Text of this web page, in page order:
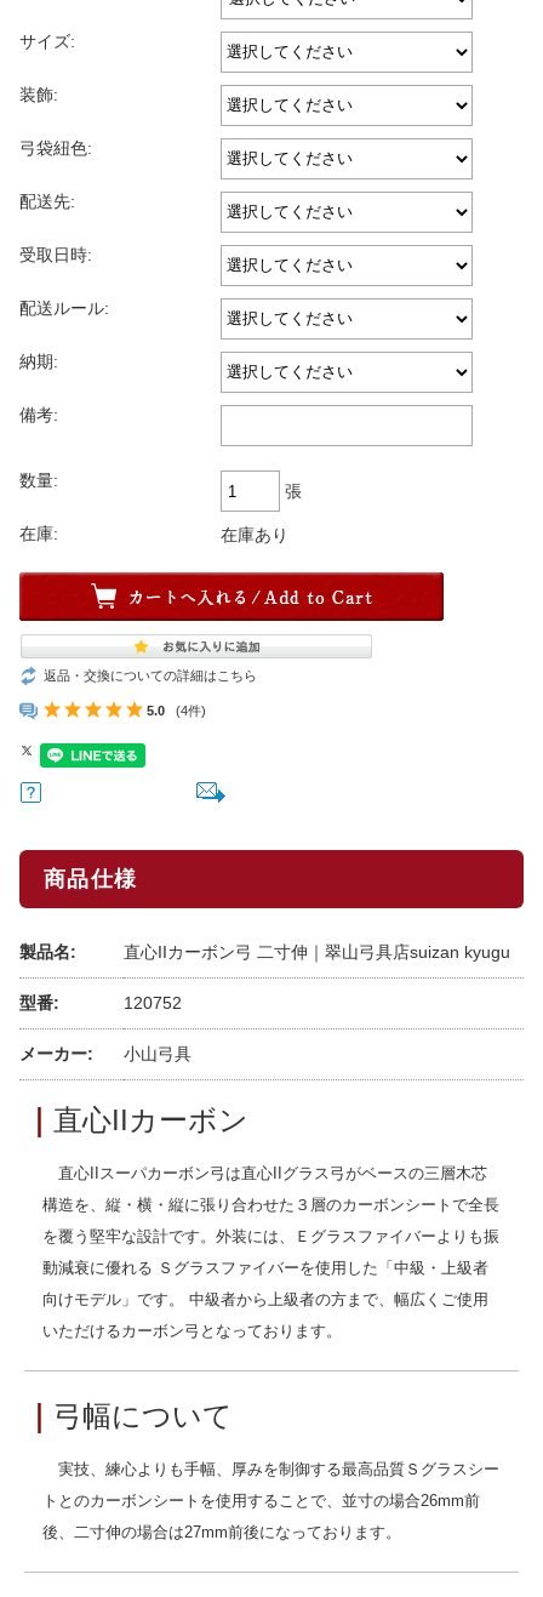
サイズ:
装飾:
弓袋紐色:
配送先:
受取日時:
配送ルール:
納期:
備考:
数量:
張
在庫: 在庫あり
返品・交換についての詳細はこちら
5.0 (4件)
商品仕様
製品名: 直心IIカーボン弓 二寸伸｜翠山弓具店suizan kyugu
型番: 120752
メーカー: 小山弓具
直心IIカーボン
直心IIスーパカーボン弓は直心IIグラス弓がベースの三層木芯
構造を、縦・横・縦に張り合わせた３層のカーボンシートで全長
を覆う堅牢な設計です。外装には、Ｅグラスファイバーよりも振
動減衰に優れる Ｓグラスファイバーを使用した「中級・上級者
向けモデル」です。 中級者から上級者の方まで、幅広くご使用
いただけるカーボン弓となっております。
弓幅について
実技、練心よりも手幅、厚みを制御する最高品質Ｓグラスシー
トとのカーボンシートを使用することで、並寸の場合26mm前
後、二寸伸の場合は27mm前後になっております。